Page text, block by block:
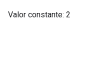
Valor constante: 2